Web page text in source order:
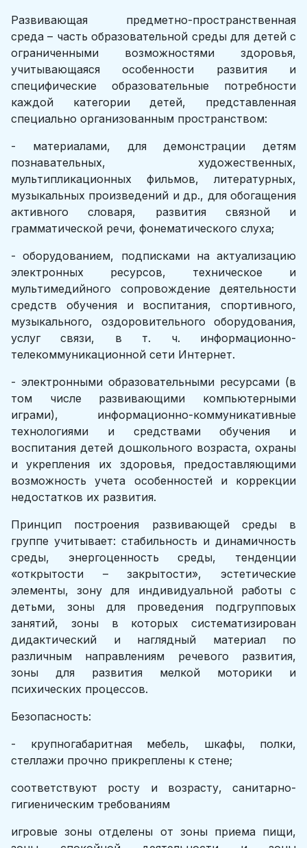
Развивающая предметно-пространственная
среда – часть образовательной среды для детей с
ограниченными возможностями здоровья,
учитывающаяся особенности развития и
специфические образовательные потребности
каждой категории детей, представленная
специально организованным пространством:
- материалами, для демонстрации детям
познавательных, художественных,
мультипликационных фильмов, литературных,
музыкальных произведений и др., для обогащения
активного словаря, развития связной и
грамматической речи, фонематического слуха;
- оборудованием, подписками на актуализацию
электронных ресурсов, техническое и
мультимедийного сопровождение деятельности
средств обучения и воспитания, спортивного,
музыкального, оздоровительного оборудования,
услуг связи, в т. ч. информационно-
телекоммуникационной сети Интернет.
- электронными образовательными ресурсами (в
том числе развивающими компьютерными
играми), информационно-коммуникативные
технологиями и средствами обучения и
воспитания детей дошкольного возраста, охраны
и укрепления их здоровья, предоставляющими
возможность учета особенностей и коррекции
недостатков их развития.
Принцип построения развивающей среды в
группе учитывает: стабильность и динамичность
среды, энергоценность среды, тенденции
«открытости – закрытости», эстетические
элементы, зону для индивидуальной работы с
детьми, зоны для проведения подгрупповых
занятий, зоны в которых систематизирован
дидактический и наглядный материал по
различным направлениям речевого развития,
зоны для развития мелкой моторики и
психических процессов.
Безопасность:
- крупногабаритная мебель, шкафы, полки,
стеллажи прочно прикреплены к стене;
соответствуют росту и возрасту, санитарно-
гигиеническим требованиям
игровые зоны отделены от зоны приема пищи,